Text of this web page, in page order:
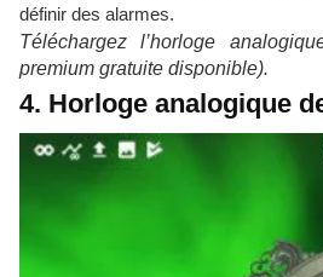
définir des alarmes.
Téléchargez l’horloge
premium gratuite disponible).
4. Horloge analogique